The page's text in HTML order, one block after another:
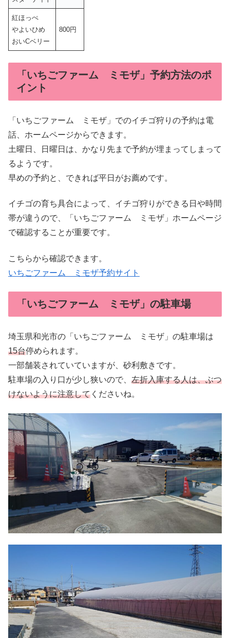
紅ほっぺ
やよいひめ
おいCベリー
800円
「いちごファーム ミモザ」予約方法のポ
イント
「いちごファーム ミモザ」でのイチゴ狩りの予約は電
話、ホームページからできます。
土曜日、日曜日は、かなり先まで予約が埋まってしまって
るようです。
早めの予約と、できれば平日がお薦めです。
イチゴの育ち具合によって、イチゴ狩りができる日や時間
帯が違うので、「いちごファーム ミモザ」ホームページ
で確認することが重要です。
こちらから確認できます。
いちごファーム ミモザ予約サイト
「いちごファーム ミモザ」の駐車場
埼玉県和光市の「いちごファーム ミモザ」の駐車場は
15台停められます。
一部舗装されていていますが、砂利敷きです。
駐車場の入り口が少し狭いので、 左折入庫する人は、ぶつ
けないように注意して くださいね。